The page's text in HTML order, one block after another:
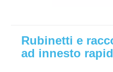
Rubinetti e
ad innesto